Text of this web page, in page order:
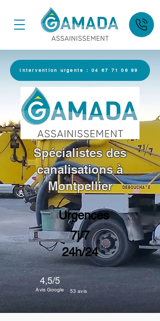
Intervention urgente : 04 67 71 06 99
Spécialistes des
canalisations à
Montpellier
Urgences
7j/7
24h/24
4,5/5
Avis Google 53 avis